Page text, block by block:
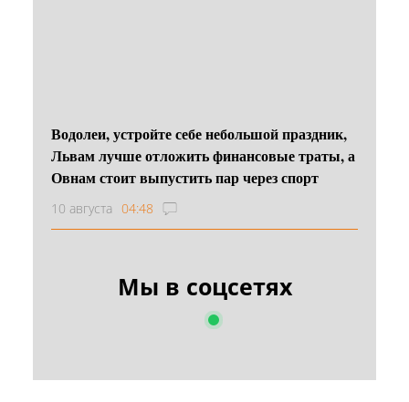
Водолеи, устройте себе небольшой праздник,
Львам лучше отложить финансовые траты, а
Овнам стоит выпустить пар через спорт
10 августа 04:48
Мы в соцсетях